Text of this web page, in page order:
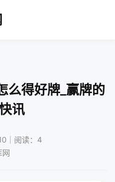
么得好牌_赢牌的
讯
｜阅读：4
网